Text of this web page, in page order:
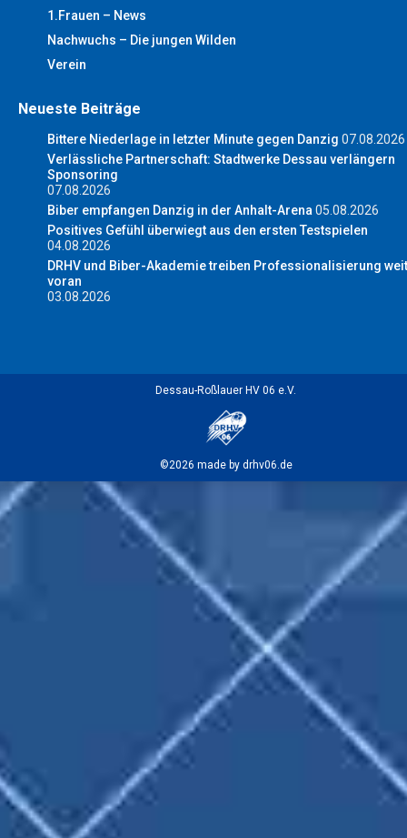
1.Frauen – News
Nachwuchs – Die jungen Wilden
Verein
Neueste Beiträge
Bittere Niederlage in letzter Minute gegen Danzig 07.08.2026
Verlässliche Partnerschaft: Stadtwerke Dessau verlängern
Sponsoring
07.08.2026
Biber empfangen Danzig in der Anhalt-Arena 05.08.2026
Positives Gefühl überwiegt aus den ersten Testspielen
04.08.2026
DRHV und Biber-Akademie treiben Professionalisierung
voran
03.08.2026
Dessau-Roßlauer HV 06 e.V.
©2026 made by drhv06.de